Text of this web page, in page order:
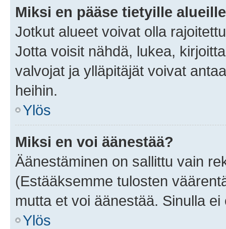
Miksi en pääse tietyille
Jotkut alueet voivat olla
Jotta voisit nähdä, lukea,
valvojat ja ylläpitäjät voivat
heihin.
Ylös
Miksi en voi äänestää?
Äänestäminen on sallittu vain
(Estääksemme tulosten
mutta et voi äänestää. Sinulla
Ylös